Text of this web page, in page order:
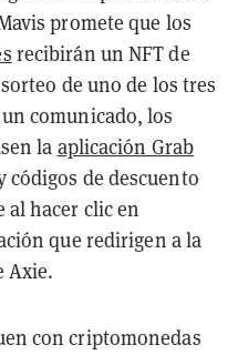
promete que los
recibirán un NFT de
de uno de los tres
comunicado, los
la aplicación Grab
códigos de descuento
al hacer clic en
que redirigen a la
Axie.
con criptomonedas